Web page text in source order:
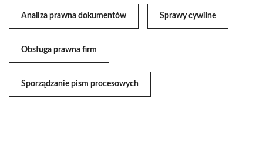
Analiza prawna dokumentów Sprawy cywilne
Obsługa prawna firm
Sporządzanie pism procesowych